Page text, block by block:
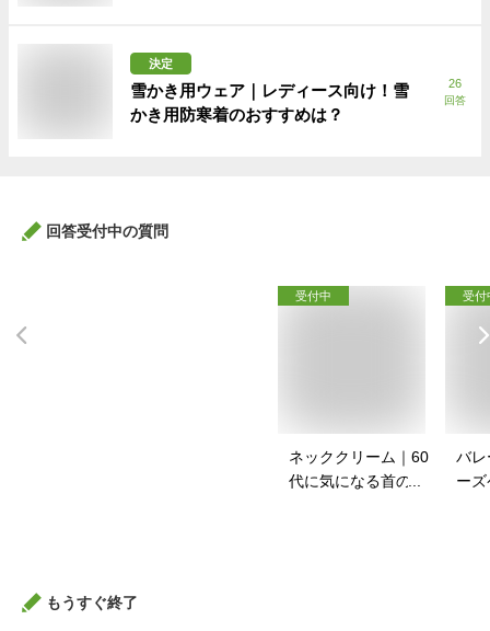
決定
雪かき用ウェア｜レディース向け！雪
かき用防寒着のおすすめは？
26
回答
回答受付中の質問
受付中
ネッククリーム｜60
代に気になる首のシ
受付
バレ
ー
もうすぐ終了